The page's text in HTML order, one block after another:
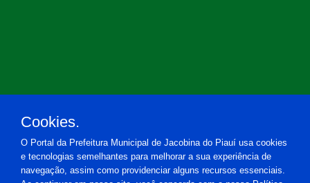
Cookies.
O Portal da Prefeitura Municipal de Jacobina do Piauí usa cookies
e tecnologias semelhantes para melhorar a sua experiência de
navegação, assim como providenciar alguns recursos essenciais.